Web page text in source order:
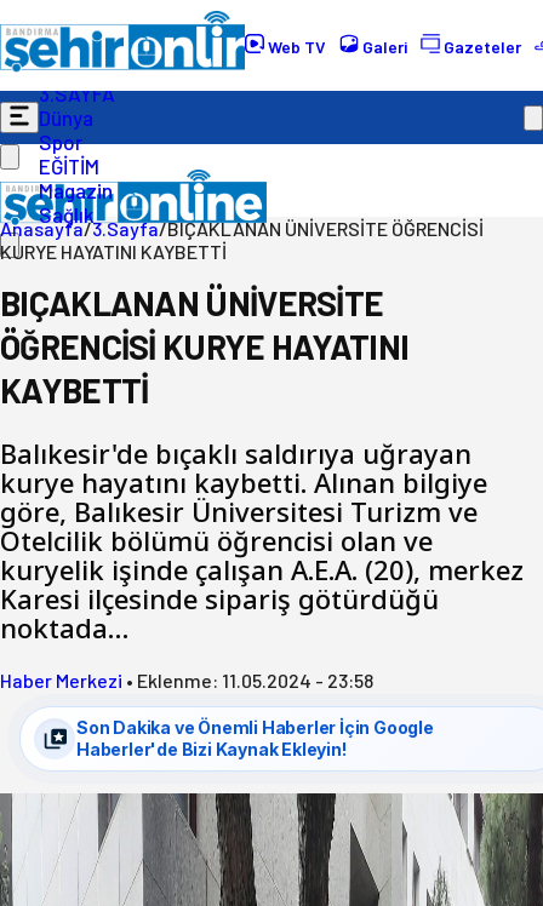
Web TV Galeri Gazeteler
Gündem
Ekonomi
Politika
3.SAYFA
Dünya
Spor
EĞİTİM
Magazin
Sağlık
Anasayfa/3.Sayfa/BIÇAKLANAN ÜNİVERSİTE ÖĞRENCİSİ
KURYE HAYATINI KAYBETTİ
BIÇAKLANAN ÜNİVERSİTE
ÖĞRENCİSİ KURYE HAYATINI
KAYBETTİ
Balıkesir'de bıçaklı saldırıya uğrayan
kurye hayatını kaybetti. Alınan bilgiye
göre, Balıkesir Üniversitesi Turizm ve
Otelcilik bölümü öğrencisi olan ve
kuryelik işinde çalışan A.E.A. (20), merkez
Karesi ilçesinde sipariş götürdüğü
noktada…
Haber Merkezi • Eklenme: 11.05.2024 - 23:58
Son Dakika ve Önemli Haberler İçin Google
Haberler'de Bizi Kaynak Ekleyin!